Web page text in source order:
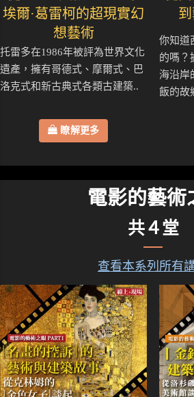
埃爾·葛雷柯的超現實幻
想藝術
托雷多在1986年被評為世界文化
遺產，擁有哥德式、摩爾式、巴
洛克式和新古典式各類古建築..
瞭解更多
你知道
的嗎？
海沿岸
飯的故
電影的藝術
共４堂
查看本系列所有